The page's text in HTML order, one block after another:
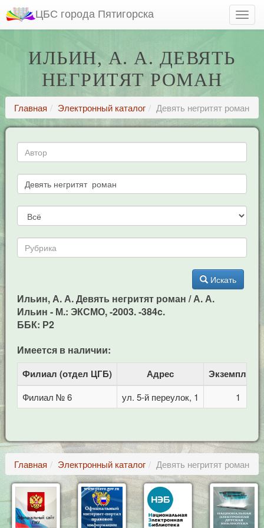
ЦБС города Пятигорска
ИЛЬИН, А. А. ДЕВЯТЬ
НЕГРИТЯТ РОМАН
Главная Электронный каталог Девять негритят роман
Искать
Ильин, А. А. Девять негритят роман / А. А.
Ильин - М.: ЭКСМО, -2003. -384c.
ББК: Р2
Имеется в наличии:
Филиал (отдел ЦГБ) Адрес
Филиал № 6 ул. 5-й переулок, 1 1
Главная Электронный каталог Девять негритят роман